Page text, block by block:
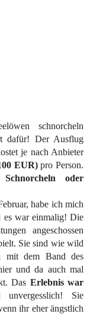
schnorcheln
dafür! Der Ausflug
je nach Anbieter
EUR)pro Person.
Schnorcheln oder
habe ich mich
es war einmalig! Die
angeschossen
Sie sind wie wild
mit dem Band des
und da auch mal
Das Erlebnis war
unvergesslich! Sie
ihr eher ängstlich